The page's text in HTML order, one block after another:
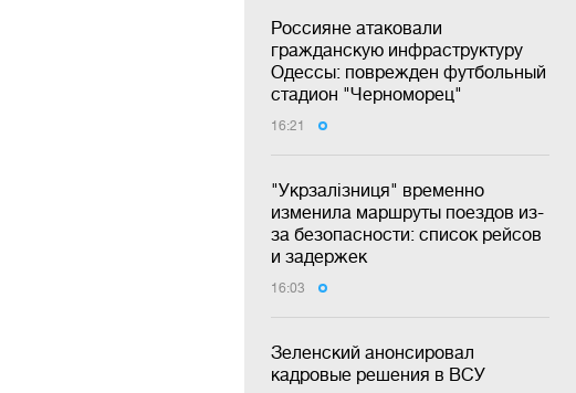
Россияне атаковали
гражданскую инфраструктуру
Одессы: поврежден футбольный
стадион "Черноморец"
16:21
"Укрзалізниця" временно
изменила маршруты поездов из-
за безопасности: список рейсов
и задержек
16:03
Зеленский анонсировал
кадровые решения в ВСУ